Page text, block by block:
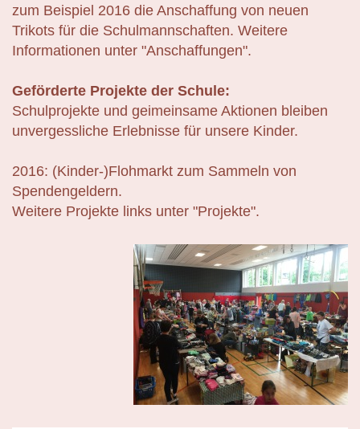
zum Beispiel 2016 die Anschaffung von neuen
Trikots für die Schulmannschaften. Weitere
Informationen unter "Anschaffungen".
Geförderte Projekte der Schule:
Schulprojekte und geimeinsame Aktionen bleiben
unvergessliche Erlebnisse für unsere Kinder.
2016: (Kinder-)Flohmarkt zum Sammeln von
Spendengeldern.
Weitere Projekte links unter "Projekte".